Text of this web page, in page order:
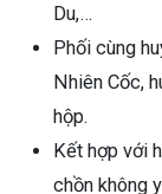
Du,…
Phối cùng
Nhiên Cốc,
hộp.
Kết hợp với
chồn không